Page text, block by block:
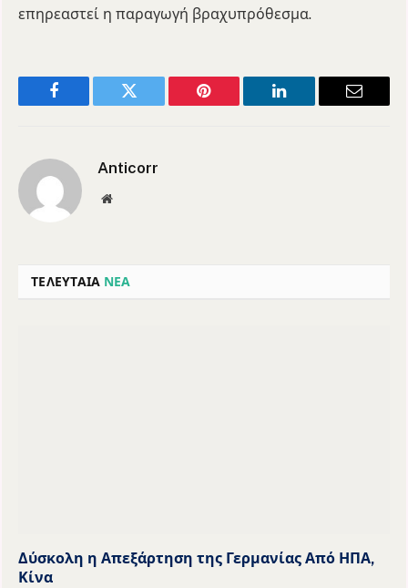
επηρεαστεί η παραγωγή βραχυπρόθεσμα.
Facebook Twitter Pinterest LinkedIn Email
Anticorr
Website
ΤΕΛΕΥΤΑΙΑ ΝΕΑ
Δύσκολη η Απεξάρτηση της Γερμανίας Από ΗΠΑ,
Κίνα